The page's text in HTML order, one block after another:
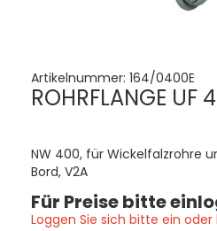
Artikelnummer: 164/0400E
ROHRFLANGE UF
NW 400, für Wickelfalzrohre
Bord, V2A
Für Preise bitte
Loggen Sie sich bitte ein